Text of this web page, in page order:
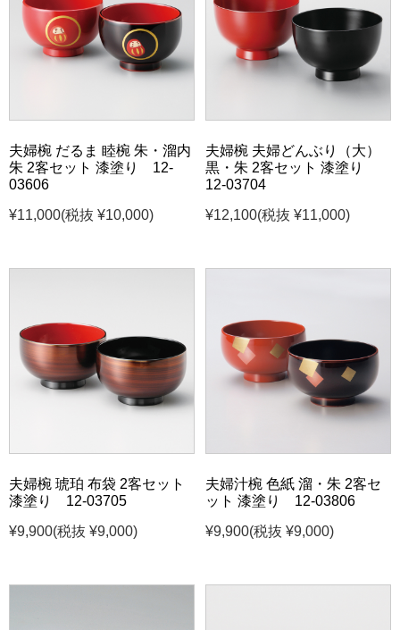
夫婦椀 だるま 睦椀 朱・溜内
朱 2客セット 漆塗り 12-
03606
¥11,000(税抜 ¥10,000)
夫婦椀 夫婦どんぶり（大）
黒・朱 2客セット 漆塗り
12-03704
¥12,100(税抜 ¥11,000)
夫婦椀 琥珀 布袋 2客セット
漆塗り 12-03705
¥9,900(税抜 ¥9,000)
夫婦汁椀 色紙 溜・朱 2客セ
ット 漆塗り 12-03806
¥9,900(税抜 ¥9,000)